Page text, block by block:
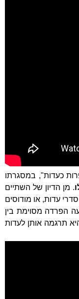
כעדות", במסגרתו
. מן הדיון של השתיים
עדות, או מודוסים
הפרדה מסוימת בין
תרגמה אותן לעדות